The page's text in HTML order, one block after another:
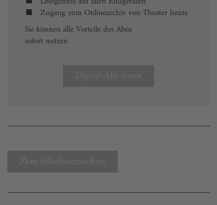
Zugang zum Onlinearchiv von Theater heute
Sie können alle Vorteile des Abos
sofort nutzen
Digital-Abo testen
Zum Inhaltsverzeichnis